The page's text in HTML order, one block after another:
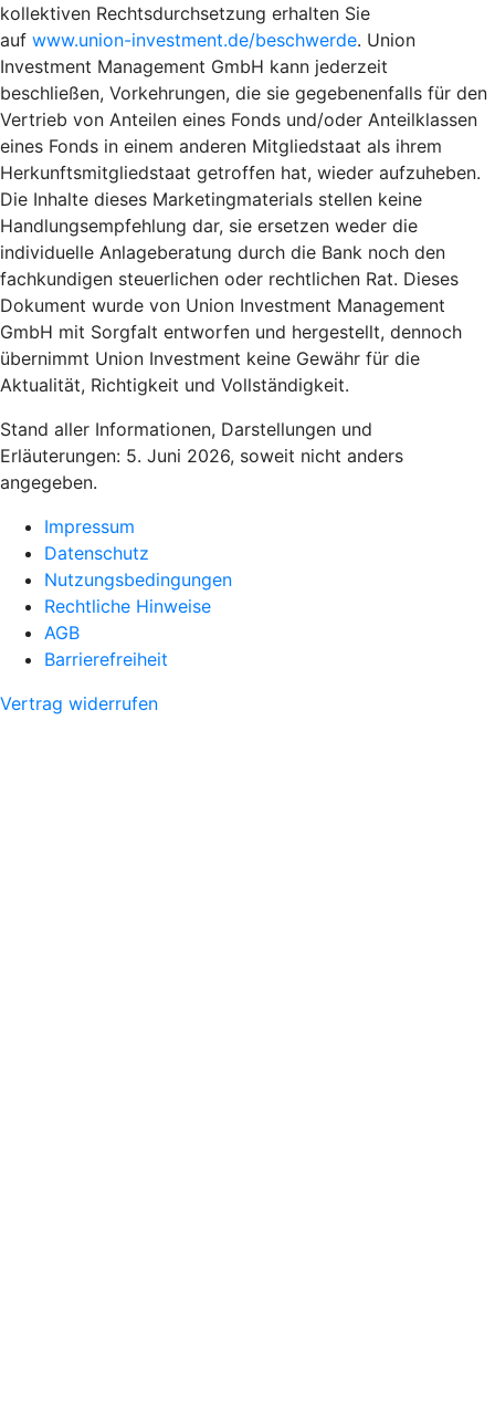
kollektiven Rechtsdurchsetzung erhalten Sie
auf www.union-investment.de/beschwerde. Union
Investment Management GmbH kann jederzeit
beschließen, Vorkehrungen, die sie gegebenenfalls für den
Vertrieb von Anteilen eines Fonds und/oder Anteilklassen
eines Fonds in einem anderen Mitgliedstaat als ihrem
Herkunftsmitgliedstaat getroffen hat, wieder aufzuheben.
Die Inhalte dieses Marketingmaterials stellen keine
Handlungsempfehlung dar, sie ersetzen weder die
individuelle Anlageberatung durch die Bank noch den
fachkundigen steuerlichen oder rechtlichen Rat. Dieses
Dokument wurde von Union Investment Management
GmbH mit Sorgfalt entworfen und hergestellt, dennoch
übernimmt Union Investment keine Gewähr für die
Aktualität, Richtigkeit und Vollständigkeit.
Stand aller Informationen, Darstellungen und
Erläuterungen: 5. Juni 2026, soweit nicht anders
angegeben.
Impressum
Datenschutz
Nutzungsbedingungen
Rechtliche Hinweise
AGB
Barrierefreiheit
Vertrag widerrufen